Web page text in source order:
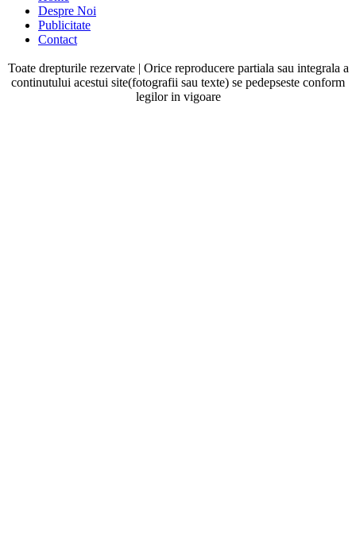
Despre Noi
Publicitate
Contact
Toate drepturile rezervate | Orice reproducere partiala sau integrala a
continutului acestui site(fotografii sau texte) se pedepseste conform
legilor in vigoare